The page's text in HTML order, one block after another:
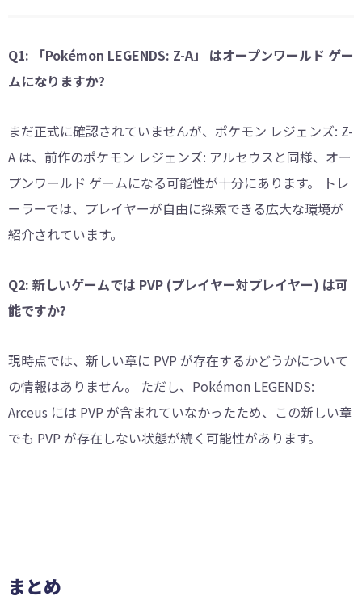
Q1: 「Pokémon LEGENDS: Z-A」 はオープンワールド ゲー
ムになりますか?
まだ正式に確認されていませんが、ポケモン レジェンズ: Z-
A は、前作のポケモン レジェンズ: アルセウスと同様、オー
プンワールド ゲームになる可能性が十分にあります。 トレ
ーラーでは、プレイヤーが自由に探索できる広大な環境が
紹介されています。
Q2: 新しいゲームでは PVP (プレイヤー対プレイヤー) は可
能ですか?
現時点では、新しい章に PVP が存在するかどうかについて
の情報はありません。 ただし、Pokémon LEGENDS:
Arceus には PVP が含まれていなかったため、この新しい章
でも PVP が存在しない状態が続く可能性があります。
まとめ